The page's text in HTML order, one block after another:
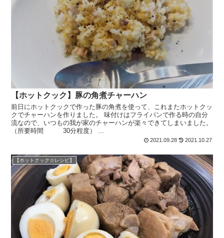
【ホットクック】豚の角煮チャーハン
前日にホットクックで作った豚の角煮を使って、これまたホットクッ
クでチャーハンを作りました。 味付けはフライパンで作る時の自分
流なので、いつもの我が家のチャーハンが楽々できてしまいました。
（所要時間 30分程度） ...
2021.09.28 2021.10.27
【ホットクック☆レシピ】